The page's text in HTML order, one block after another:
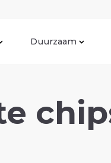
Duurzaam